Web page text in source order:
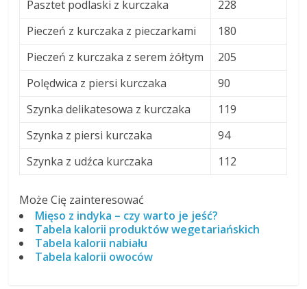
Pasztet podlaski z kurczaka
228
Pieczeń z kurczaka z pieczarkami
180
Pieczeń z kurczaka z serem żółtym
205
Polędwica z piersi kurczaka
90
Szynka delikatesowa z kurczaka
119
Szynka z piersi kurczaka
94
Szynka z udźca kurczaka
112
Może Cię zainteresować
Mięso z indyka – czy warto je jeść?
Tabela kalorii produktów wegetariańskich
Tabela kalorii nabiału
Tabela kalorii owoców